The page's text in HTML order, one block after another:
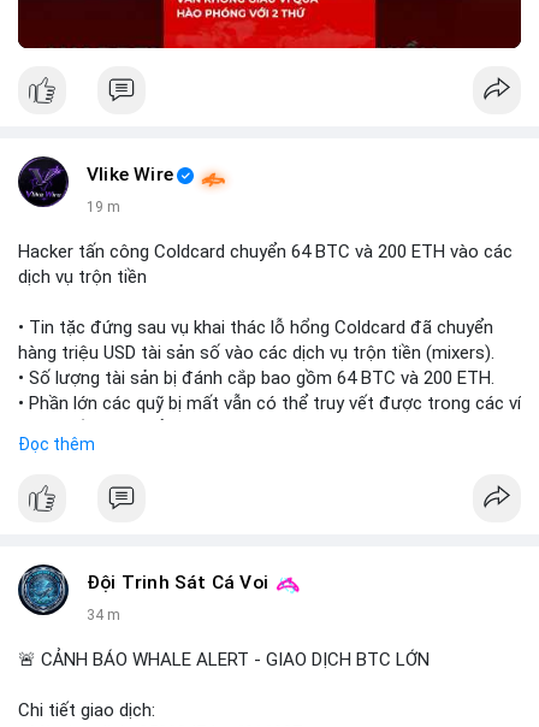
Vlike Wire
19 m
Hacker tấn công Coldcard chuyển 64 BTC và 200 ETH vào các
dịch vụ trộn tiền
• Tin tặc đứng sau vụ khai thác lỗ hổng Coldcard đã chuyển
hàng triệu USD tài sản số vào các dịch vụ trộn tiền (mixers).
• Số lượng tài sản bị đánh cắp bao gồm 64 BTC và 200 ETH.
• Phần lớn các quỹ bị mất vẫn có thể truy vết được trong các ví
#cryptonews
#vlikevn #titanbot
📰 Nguồn: Cointelegraph
Đọc thêm
Đội Trinh Sát Cá Voi
34 m
🚨 CẢNH BÁO WHALE ALERT - GIAO DỊCH BTC LỚN
Chi tiết giao dịch: